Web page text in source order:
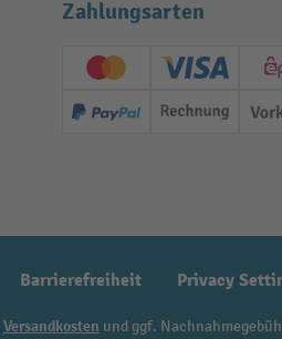
Zahlungsarten
Creditcard (Master)
Creditcard
PayPal Rechnung
Barrierefreiheit Privacy
Versandkosten und ggf.